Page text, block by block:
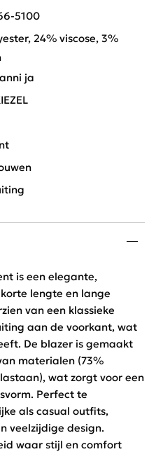
5100
24% viscose, 3%
ja
is een elegante,
lengte en lange
van een klassieke
aan de voorkant, wat
De blazer is gemaakt
materialen (73%
wat zorgt voor een
Perfect te
als casual outfits,
veelzijdige design.
waar stijl en comfort